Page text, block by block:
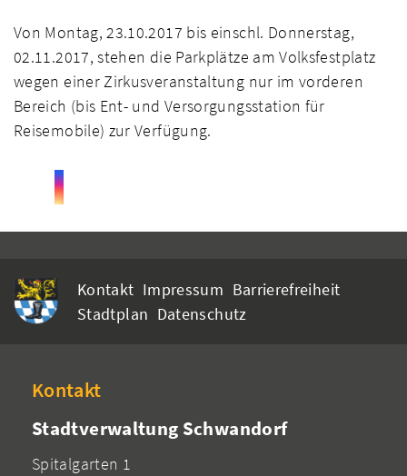
Von Montag, 23.10.2017 bis einschl. Donnerstag,
02.11.2017, stehen die Parkplätze am Volksfestplatz
wegen einer Zirkusveranstaltung nur im vorderen
Bereich (bis Ent- und Versorgungsstation für
Reisemobile) zur Verfügung.
Kontakt Impressum Barrierefreiheit
Stadtplan Datenschutz
Kontakt
Stadtverwaltung Schwandorf
Spitalgarten 1